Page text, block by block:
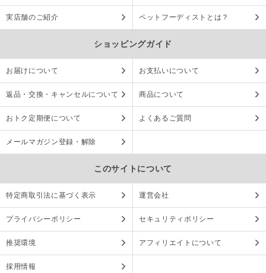
実店舗のご紹介 ペットフーディストとは？
ショッピングガイド
お届けについて お支払いについて
返品・交換・キャンセルについて 商品について
おトク定期便について よくあるご質問
メールマガジン登録・解除
このサイトについて
特定商取引法に基づく表示 運営会社
プライバシーポリシー セキュリティポリシー
推奨環境 アフィリエイトについて
採用情報